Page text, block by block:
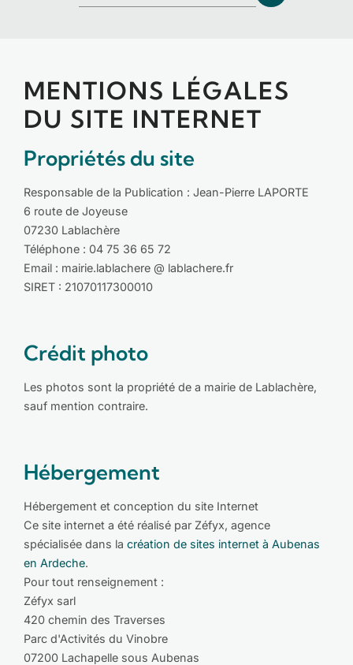
MENTIONS LÉGALES
DU SITE INTERNET
Propriétés du site
Responsable de la Publication : Jean-Pierre LAPORTE
6 route de Joyeuse
07230 Lablachère
Téléphone : 04 75 36 65 72
Email : mairie.lablachere @ lablachere.fr
SIRET : 21070117300010
Crédit photo
Les photos sont la propriété de a mairie de Lablachère,
sauf mention contraire.
Hébergement
Hébergement et conception du site Internet
Ce site internet a été réalisé par Zéfyx, agence
spécialisée dans la création de sites internet à Aubenas
en Ardeche.
Pour tout renseignement :
Zéfyx sarl
420 chemin des Traverses
Parc d'Activités du Vinobre
07200 Lachapelle sous Aubenas